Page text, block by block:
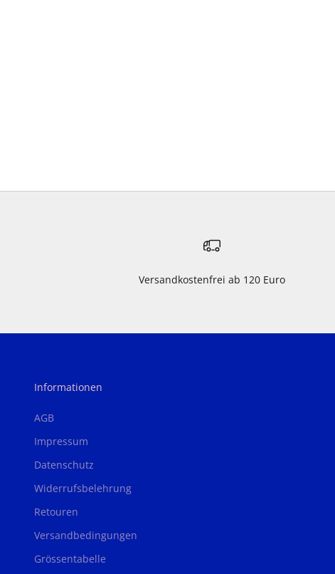
Versandkostenfrei ab 120 Euro
Informationen
AGB
Impressum
Datenschutz
Widerrufsbelehrung
Retouren
Versandbedingungen
Grössentabelle